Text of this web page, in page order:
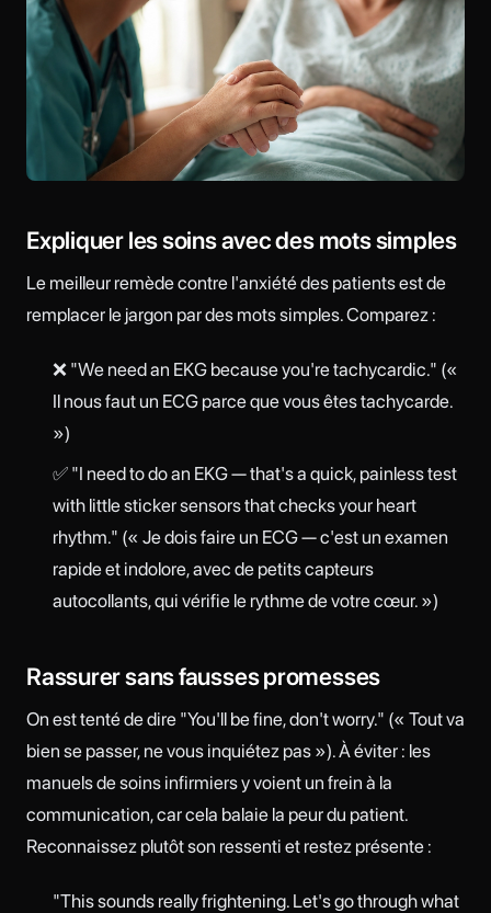
Expliquer les soins avec des mots simples
Le meilleur remède contre l'anxiété des patients est de
remplacer le jargon par des mots simples. Comparez :
❌ "We need an EKG because you're tachycardic." («
Il nous faut un ECG parce que vous êtes tachycarde.
»)
✅ "I need to do an EKG — that's a quick, painless test
with little sticker sensors that checks your heart
rhythm." (« Je dois faire un ECG — c'est un examen
rapide et indolore, avec de petits capteurs
autocollants, qui vérifie le rythme de votre cœur. »)
Rassurer sans fausses promesses
On est tenté de dire "You'll be fine, don't worry." (« Tout va
bien se passer, ne vous inquiétez pas »). À éviter : les
manuels de soins infirmiers y voient un frein à la
communication, car cela balaie la peur du patient.
Reconnaissez plutôt son ressenti et restez présente :
"This sounds really frightening. Let's go through what